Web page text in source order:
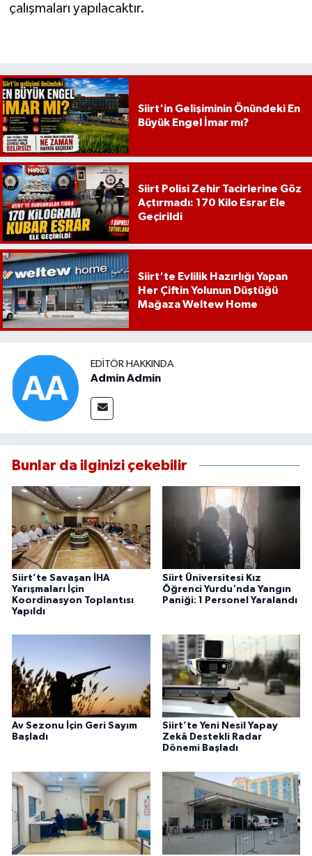
çalışmaları yapılacaktır.
Siirt'in Gelişiminin Önündeki En
Büyük Engel İmar mı?
Siirt Polisi Zehir Tacirlerine Göz
Açtırmadı: 170 Kilo Esrar Ele
Geçirildi
Siirt'te Evlilik Hazırlığı Yapan
Her Çiftin Yolunun Düştüğü
Mağaza Weltew Home
EDITÖR HAKKINDA
Admin Admin
Bunlar da ilginizi çekebilir
Siirt’te Savaşan İHA
Yarışmaları İçin
Koordinasyon Toplantısı
Yapıldı
Siirt Üniversitesi Kız
Öğrenci Yurdu'nda Yangın
Paniği: 1 Personel Yaralandı
Av Sezonu İçin Geri Sayım
Başladı
Siirt’te Yeni Nesil Yapay
Zekâ Destekli Radar
Dönemi Başladı